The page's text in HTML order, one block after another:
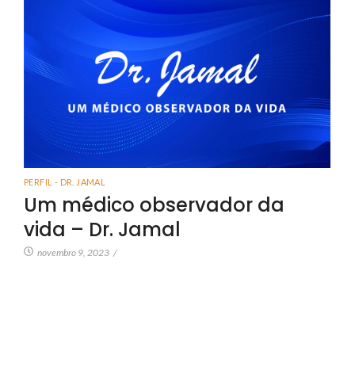
PERFIL - DR. JAMAL
Um médico observador da
vida – Dr. Jamal
novembro 9, 2023 /